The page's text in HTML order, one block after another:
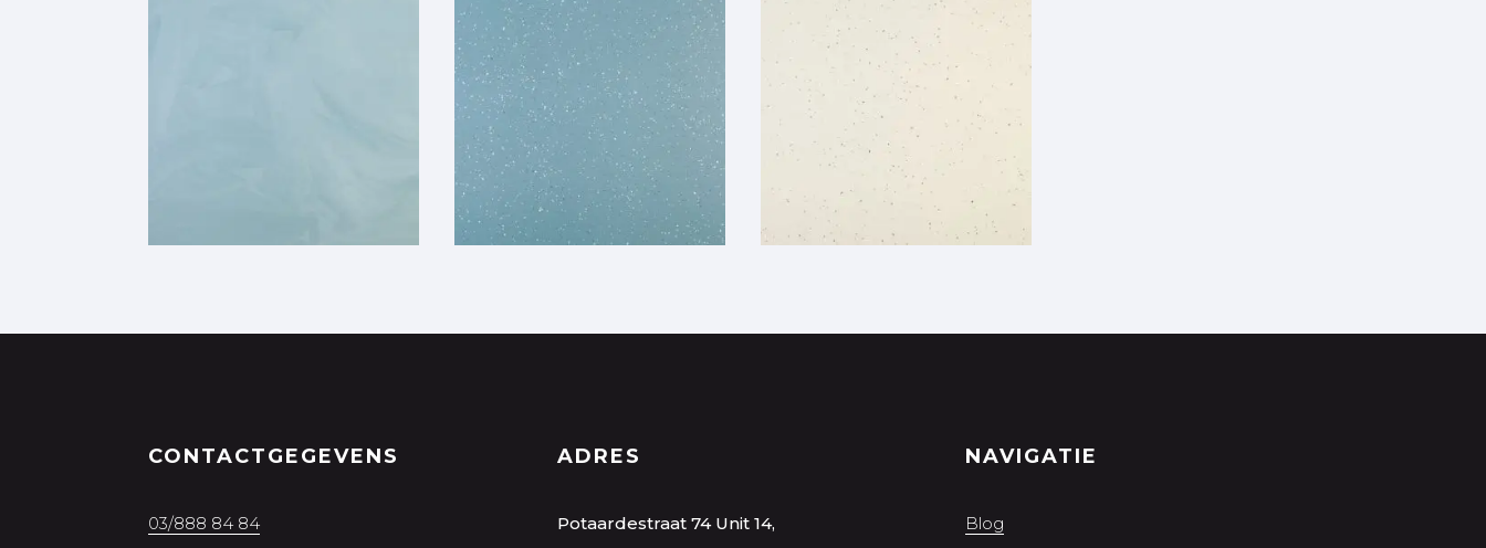
CONTACTGEGEVENS
03/888 84 84
ADRES
Potaardestraat 74 Unit 14,
NAVIGATIE
Blog